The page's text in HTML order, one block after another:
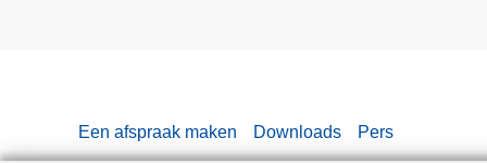
Een afspraak maken Downloads Pers